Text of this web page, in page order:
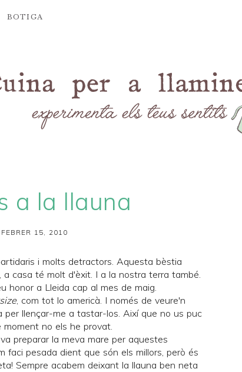
BOTIGA
a la llauna
FEBRER 15, 2010
i molts detractors. Aquesta bèstia
casa té molt d'èxit. I a la nostra terra també.
honor a Lleida cap al mes de maig.
, com tot lo americà. I només de veure'n
per llençar-me a tastar-los. Així que no us puc
moment no els he provat.
preparar la meva mare per aquestes
faci pesada dient que són els millors, però és
Sempre acabem deixant la llauna ben neta